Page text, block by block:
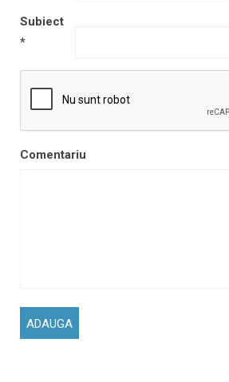
Subiect
*
Comentariu